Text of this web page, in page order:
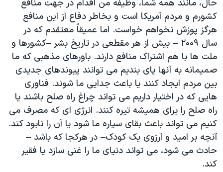
حال، مانند همه شما، وظیفه من اقدام در جهت منافع
کشورم و مردم آمریکا است و بخاطر دفاع از این منافع
هرگز پوزش نخواهم خواست. اما عمیقاً معتقدم که در
سال ۲۰۰۹ – بیش از هر مقطعی در تاریخ بشر –کشورها و
ملت ها با هم اشتراک منافع دارند. باورهای مذهبی که ما
صمیمانه به آنها پای بندیم می توانند پیوندهای جدیدی
بین مردم ایجاد کنند یا باعث جدایی ما شوند. فناوری
هایی که در اختیار داریم می تواند چراغ راه صلح باشند یا
راه صلح را برای همیشه تیره کنند. انرژی ای که مصرف می
کنیم می تواند باعث بقای سیاره ما شود یا آن را نابود کند.
آنچه بر امید و آرزوی یک کودک– در هرکجا که باشد –
حادث می شود، می تواند دنیای ما را غنی سازد یا فقیر
کند.